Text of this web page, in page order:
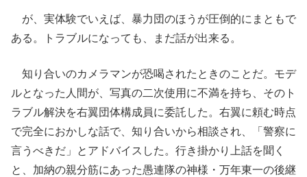
が、実体験でいえば、暴力団のほうが圧倒的にまともで
ある。トラブルになっても、まだ話が出来る。
知り合いのカメラマンが恐喝されたときのことだ。モデ
ルとなった人間が、写真の二次使用に不満を持ち、そのト
ラブル解決を右翼団体構成員に委託した。右翼に頼む時点
で完全におかしな話で、知り合いから相談され、「警察に
言うべきだ」とアドバイスした。行き掛かり上話を聞く
と、加納の親分筋にあった愚連隊の神様・万年東一の後継